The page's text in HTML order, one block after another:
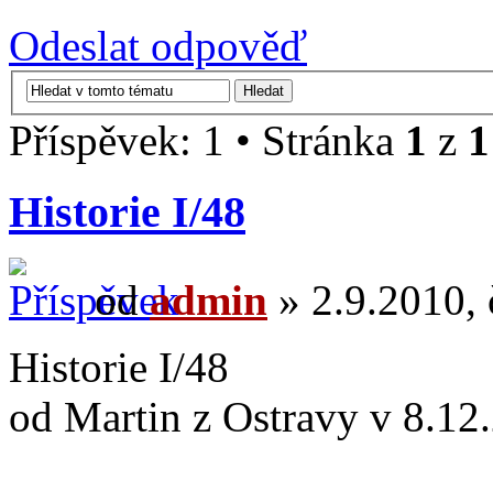
Odeslat odpověď
Příspěvek: 1 • Stránka 1 z 1
Historie I/48
odadmin » 2.9.2010,
Historie I/48
od Martin z Ostravy v